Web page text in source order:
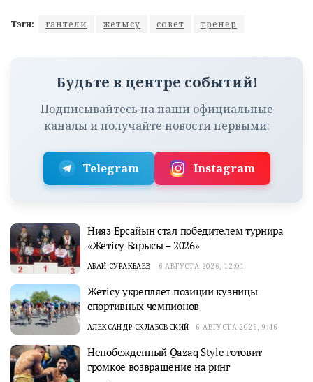
Тэги: гантели жетысу совет тренер
Будьте в центре событий!
Подписывайтесь на наши официальные
каналы и получайте новости первыми:
Telegram Instagram
Нияз Ерсайын стал победителем турнира
«Жетісу Барысы – 2026»
АБАЙ СУРАКБАЕВ 6 АВГУСТА 2026, 12:01
Жетісу укрепляет позиции кузницы
спортивных чемпионов
АЛЕКСАНДР СКЛАБОВСКИЙ 6 АВГУСТА 2026, 9:46
Непобежденный Qazaq Style готовит
громкое возвращение на ринг